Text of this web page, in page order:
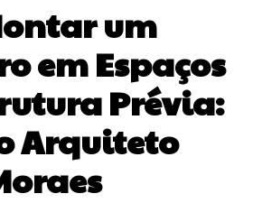
um
em Espaços
Prévia:
Arquiteto